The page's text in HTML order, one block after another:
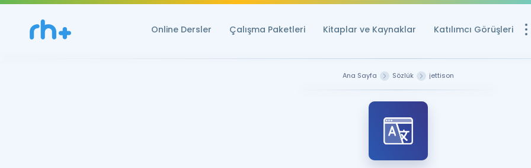
Online Dersler Çalışma Paketleri Kitaplar ve Kaynaklar Katılımcı Görüşleri
Ana Sayfa Sözlük jettison